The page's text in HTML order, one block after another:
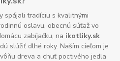
spájali tradíciu s kvalitnými
oslavu, obecnú súťaž vo
zabíjačku, na ikotliky.sk
slúžiť dlhé roky. Naším cieľom je
dreva a chuť poctivého jedla